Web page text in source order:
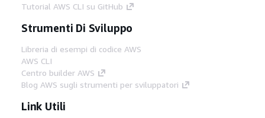
Tutorial AWS CLI su GitHub
Strumenti Di Sviluppo
Libreria di esempi di codice AWS
AWS CLI
Centro builder AWS
Blog AWS sugli strumenti per sviluppatori
Link Utili